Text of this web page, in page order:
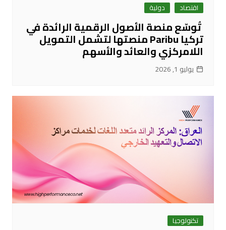
اقتصاد دولية
تُوسّع منصة الأصول الرقمية الرائدة في
تركيا Paribu منصتها لتشمل التمويل
اللامركزي والعائد والأسهم
يوليو 1, 2026
تكنولوجيا